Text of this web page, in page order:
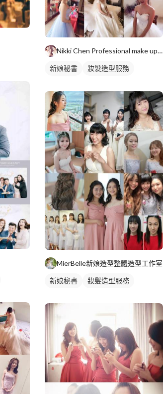
Nikki Chen Professional make up 新娘秘書 I 婚禮顧問
新娘秘書
妝髮造型服務
MierBelle新娘造型整體造型工作室
新娘秘書 妝髮造型服務